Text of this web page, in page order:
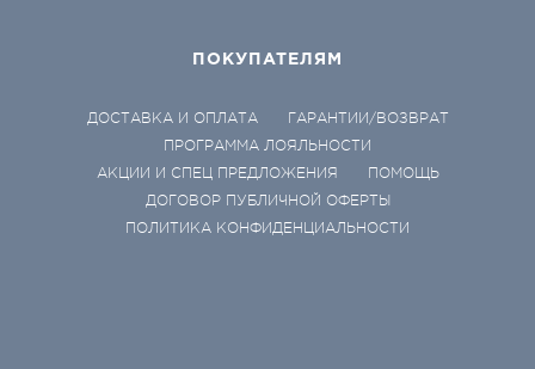
ПОКУПАТЕЛЯМ
ДОСТАВКА И ОПЛАТА
ГАРАНТИИ/ВОЗВРАТ
ПРОГРАММА ЛОЯЛЬНОСТИ
АКЦИИ И СПЕЦ ПРЕДЛОЖЕНИЯ
ПОМОЩЬ
ДОГОВОР ПУБЛИЧНОЙ ОФЕРТЫ
ПОЛИТИКА КОНФИДЕНЦИАЛЬНОСТИ